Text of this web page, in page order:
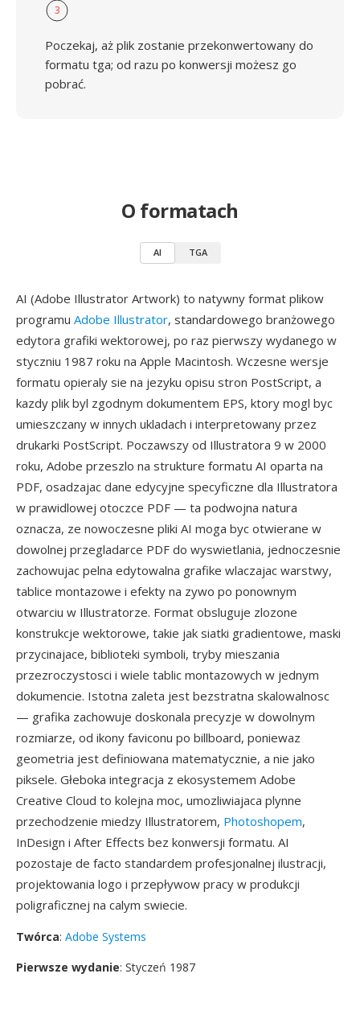
3
Poczekaj, aż plik zostanie przekonwertowany do
formatu tga; od razu po konwersji możesz go
pobrać.
O formatach
AI TGA
AI (Adobe Illustrator Artwork) to natywny format plikow
programu Adobe Illustrator, standardowego branżowego
edytora grafiki wektorowej, po raz pierwszy wydanego w
styczniu 1987 roku na Apple Macintosh. Wczesne wersje
formatu opieraly sie na jezyku opisu stron PostScript, a
kazdy plik byl zgodnym dokumentem EPS, ktory mogl byc
umieszczany w innych ukladach i interpretowany przez
drukarki PostScript. Poczawszy od Illustratora 9 w 2000
roku, Adobe przeszlo na strukture formatu AI oparta na
PDF, osadzajac dane edycyjne specyficzne dla Illustratora
w prawidlowej otoczce PDF — ta podwojna natura
oznacza, ze nowoczesne pliki AI moga byc otwierane w
dowolnej przegladarce PDF do wyswietlania, jednoczesnie
zachowujac pelna edytowalna grafike wlaczajac warstwy,
tablice montazowe i efekty na zywo po ponownym
otwarciu w Illustratorze. Format obsluguje zlozone
konstrukcje wektorowe, takie jak siatki gradientowe, maski
przycinajace, biblioteki symboli, tryby mieszania
przezroczystosci i wiele tablic montazowych w jednym
dokumencie. Istotna zaleta jest bezstratna skalowalnosc
— grafika zachowuje doskonala precyzje w dowolnym
rozmiarze, od ikony faviconu po billboard, poniewaz
geometria jest definiowana matematycznie, a nie jako
piksele. Głeboka integracja z ekosystemem Adobe
Creative Cloud to kolejna moc, umozliwiajaca plynne
przechodzenie miedzy Illustratorem, Photoshopem,
InDesign i After Effects bez konwersji formatu. AI
pozostaje de facto standardem profesjonalnej ilustracji,
projektowania logo i przepływow pracy w produkcji
poligraficznej na calym swiecie.
Twórca: Adobe Systems
Pierwsze wydanie: Styczeń 1987